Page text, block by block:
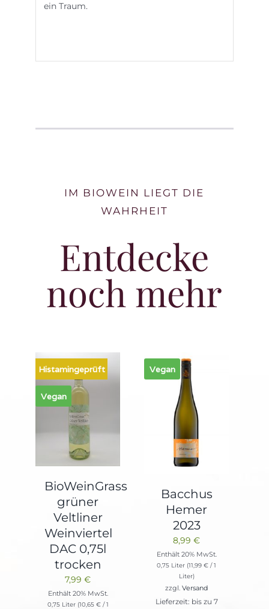
ein Traum.
IM BIOWEIN LIEGT DIE
WAHRHEIT
Entdecke
noch mehr
Histamingeprüft
Vegan
BioWeinGrass
grüner
Veltliner
Weinviertel
DAC 0,75l
trocken
7,99€
Enthält 20% MwSt.
0,75 Liter (10,65 €/ 1
Vegan
Bacchus
Hemer
2023
8,99€
Enthält 20% MwSt.
0,75 Liter (11,99€ / 1
Liter)
zzgl.Versand
Lieferzeit: bis zu 7